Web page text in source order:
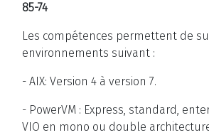
85-74
Les compétences permettent de
environnements suivant :
- AIX: Version 4 à version 7.
- PowerVM : Express, standard,
VIO en mono ou double